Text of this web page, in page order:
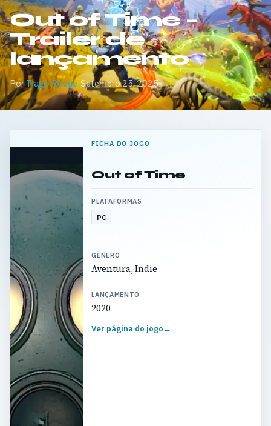
Out of Time –
Trailer de
lançamento
PorTiago Roque·Setembro 25, 2025
FICHA DO JOGO
Out of Time
PLATAFORMAS
PC
GÉNERO
Aventura, Indie
LANÇAMENTO
2020
Ver página do jogo→